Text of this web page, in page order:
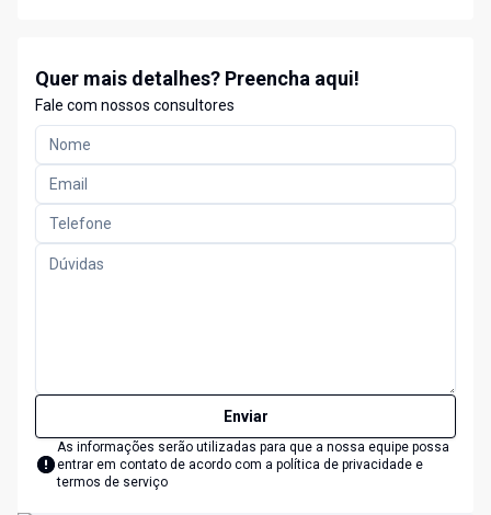
Quer mais detalhes? Preencha aqui!
Fale com nossos consultores
Enviar
As informações serão utilizadas para que a nossa equipe possa
entrar em contato de acordo com a política de privacidade e
termos de serviço